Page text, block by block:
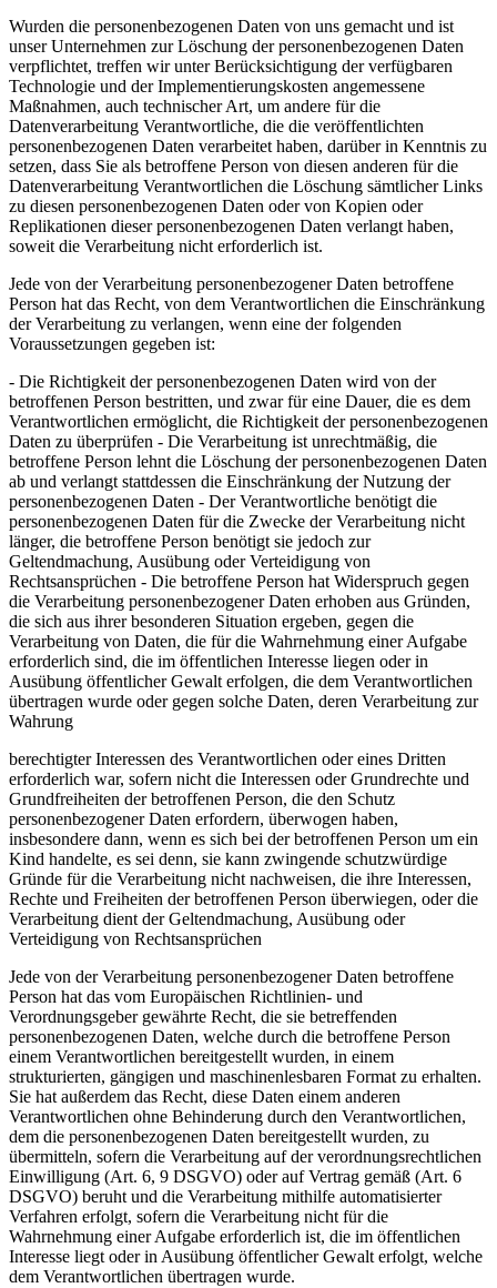
Wurden die personenbezogenen Daten von uns gemacht und ist
unser Unternehmen zur Löschung der personenbezogenen Daten
verpflichtet, treffen wir unter Berücksichtigung der verfügbaren
Technologie und der Implementierungskosten angemessene
Maßnahmen, auch technischer Art, um andere für die
Datenverarbeitung Verantwortliche, die die veröffentlichten
personenbezogenen Daten verarbeitet haben, darüber in Kenntnis zu
setzen, dass Sie als betroffene Person von diesen anderen für die
Datenverarbeitung Verantwortlichen die Löschung sämtlicher Links
zu diesen personenbezogenen Daten oder von Kopien oder
Replikationen dieser personenbezogenen Daten verlangt haben,
soweit die Verarbeitung nicht erforderlich ist.
Jede von der Verarbeitung personenbezogener Daten betroffene
Person hat das Recht, von dem Verantwortlichen die Einschränkung
der Verarbeitung zu verlangen, wenn eine der folgenden
Voraussetzungen gegeben ist:
- Die Richtigkeit der personenbezogenen Daten wird von der
betroffenen Person bestritten, und zwar für eine Dauer, die es dem
Verantwortlichen ermöglicht, die Richtigkeit der personenbezogenen
Daten zu überprüfen - Die Verarbeitung ist unrechtmäßig, die
betroffene Person lehnt die Löschung der personenbezogenen Daten
ab und verlangt stattdessen die Einschränkung der Nutzung der
personenbezogenen Daten - Der Verantwortliche benötigt die
personenbezogenen Daten für die Zwecke der Verarbeitung nicht
länger, die betroffene Person benötigt sie jedoch zur
Geltendmachung, Ausübung oder Verteidigung von
Rechtsansprüchen - Die betroffene Person hat Widerspruch gegen
die Verarbeitung personenbezogener Daten erhoben aus Gründen,
die sich aus ihrer besonderen Situation ergeben, gegen die
Verarbeitung von Daten, die für die Wahrnehmung einer Aufgabe
erforderlich sind, die im öffentlichen Interesse liegen oder in
Ausübung öffentlicher Gewalt erfolgen, die dem Verantwortlichen
übertragen wurde oder gegen solche Daten, deren Verarbeitung zur
Wahrung
berechtigter Interessen des Verantwortlichen oder eines Dritten
erforderlich war, sofern nicht die Interessen oder Grundrechte und
Grundfreiheiten der betroffenen Person, die den Schutz
personenbezogener Daten erfordern, überwogen haben,
insbesondere dann, wenn es sich bei der betroffenen Person um ein
Kind handelte, es sei denn, sie kann zwingende schutzwürdige
Gründe für die Verarbeitung nicht nachweisen, die ihre Interessen,
Rechte und Freiheiten der betroffenen Person überwiegen, oder die
Verarbeitung dient der Geltendmachung, Ausübung oder
Verteidigung von Rechtsansprüchen
Jede von der Verarbeitung personenbezogener Daten betroffene
Person hat das vom Europäischen Richtlinien- und
Verordnungsgeber gewährte Recht, die sie betreffenden
personenbezogenen Daten, welche durch die betroffene Person
einem Verantwortlichen bereitgestellt wurden, in einem
strukturierten, gängigen und maschinenlesbaren Format zu erhalten.
Sie hat außerdem das Recht, diese Daten einem anderen
Verantwortlichen ohne Behinderung durch den Verantwortlichen,
dem die personenbezogenen Daten bereitgestellt wurden, zu
übermitteln, sofern die Verarbeitung auf der verordnungsrechtlichen
Einwilligung (Art. 6, 9 DSGVO) oder auf Vertrag gemäß (Art. 6
DSGVO) beruht und die Verarbeitung mithilfe automatisierter
Verfahren erfolgt, sofern die Verarbeitung nicht für die
Wahrnehmung einer Aufgabe erforderlich ist, die im öffentlichen
Interesse liegt oder in Ausübung öffentlicher Gewalt erfolgt, welche
dem Verantwortlichen übertragen wurde.